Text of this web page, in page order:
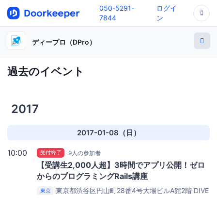
050-5291-
7844
ログイ
ン
ディープロ（DPro）
過去のイベント
2017
2017-01-08（日）
10:00 受付終了 9人の参加者
【受講生2,000人超】3時間でアプリ公開！ゼロ
からのプログラミングRails講座
東京 東京都渋谷区円山町28番4号大場ビルA館2階 DIVE